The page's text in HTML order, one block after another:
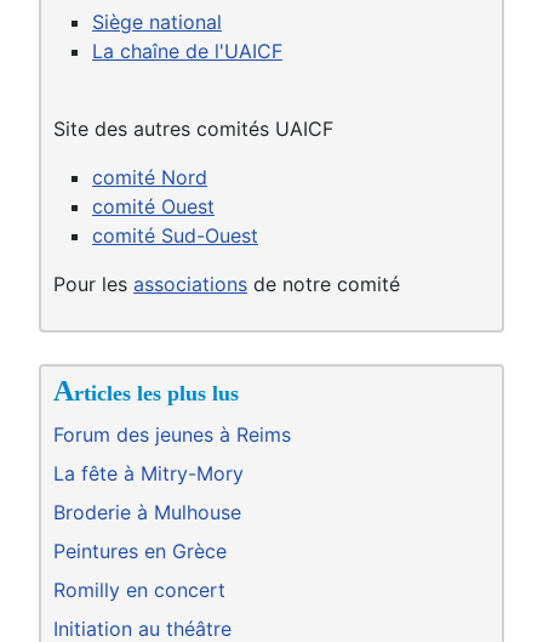
Siège national
La chaîne de l'UAICF
Site des autres comités UAICF
comité Nord
comité Ouest
comité Sud-Ouest
Pour les associations de notre comité
Articles les plus lus
Forum des jeunes à Reims
La fête à Mitry-Mory
Broderie à Mulhouse
Peintures en Grèce
Romilly en concert
Initiation au théâtre